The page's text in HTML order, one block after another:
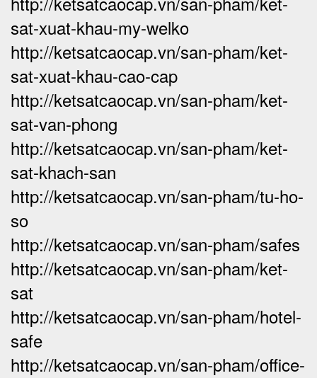
sat-xuat-khau-my-welko
http://ketsatcaocap.vn/san-pham/ket-
sat-xuat-khau-cao-cap
http://ketsatcaocap.vn/san-pham/ket-
sat-van-phong
http://ketsatcaocap.vn/san-pham/ket-
sat-khach-san
http://ketsatcaocap.vn/san-pham/tu-ho-
so
http://ketsatcaocap.vn/san-pham/safes
http://ketsatcaocap.vn/san-pham/ket-
sat
http://ketsatcaocap.vn/san-pham/hotel-
safe
http://ketsatcaocap.vn/san-pham/office-